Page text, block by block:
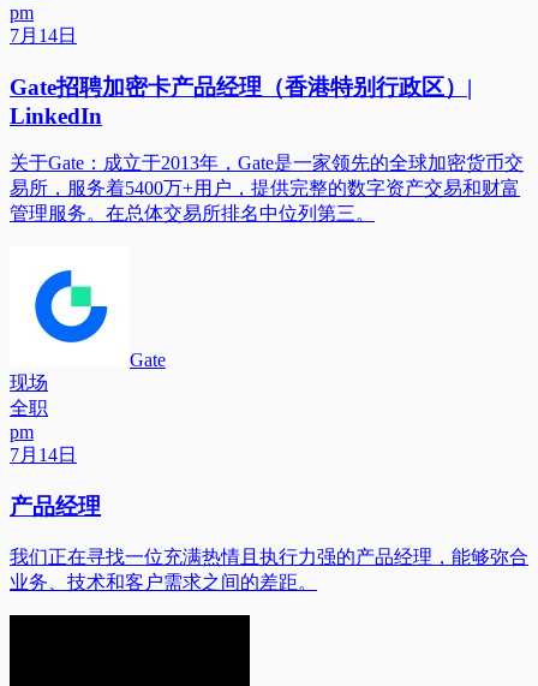
pm
7月14日
Gate招聘加密卡产品经理（香港特别行政区）|
LinkedIn
关于Gate：成立于2013年，Gate是一家领先的全球加密货币交
易所，服务着5400万+用户，提供完整的数字资产交易和财富
管理服务。在总体交易所排名中位列第三。
Gate
现场
全职
pm
7月14日
产品经理
我们正在寻找一位充满热情且执行力强的产品经理，能够弥合
业务、技术和客户需求之间的差距。